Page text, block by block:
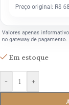
Preço original: R$
Valores apenas
no gateway de pagamento.
Em estoque
- +